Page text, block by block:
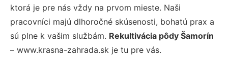
ktorá je pre nás vždy na prvom mieste. Naši
pracovníci majú dlhoročné skúsenosti, bohatú prax a
sú plne k vašim službám. Rekultivácia pôdy Šamorín
– www.krasna-zahrada.sk je tu pre vás.